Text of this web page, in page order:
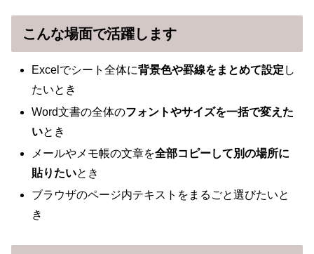
こんな場面で活躍します
Excelでシート全体に背景色や罫線をまとめて設定 し
たいとき
Word文書の全体のフォントやサイズを一括で変えた
いとき
メールやメモ帳の文章を全部コピーして別の場所に
貼りたいとき
ブラウザのページ内テキストをまるごと選びたいと
き